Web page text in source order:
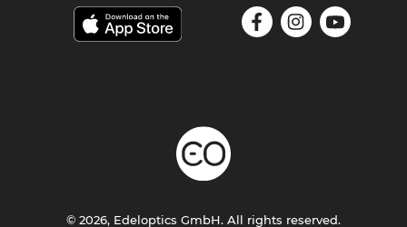
© 2026, Edeloptics GmbH. All rights reserved.